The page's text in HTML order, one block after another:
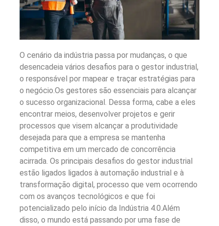
O cenário da indústria passa por mudanças, o que
desencadeia vários desafios para o gestor industrial,
o responsável por mapear e traçar estratégias para
o negócio.Os gestores são essenciais para alcançar
o sucesso organizacional. Dessa forma, cabe a eles
encontrar meios, desenvolver projetos e gerir
processos que visem alcançar a produtividade
desejada para que a empresa se mantenha
competitiva em um mercado de concorrência
acirrada. Os principais desafios do gestor industrial
estão ligados ligados à automação industrial e à
transformação digital, processo que vem ocorrendo
com os avanços tecnológicos e que foi
potencializado pelo início da Indústria 4.0.Além
disso, o mundo está passando por uma fase de